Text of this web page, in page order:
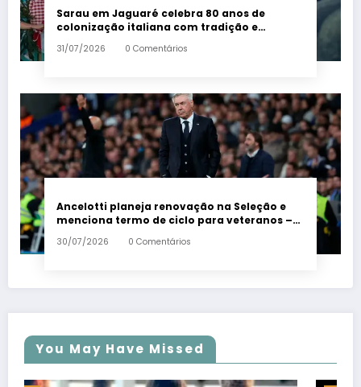
Sarau em Jaguaré celebra 80 anos de
colonização italiana com tradição e
trambolhão da polenta – Em Dia ES
31/07/2026 0 Comentários
Ancelotti planeja renovação na Seleção e
menciona termo de ciclo para veteranos –
Em Dia ES
30/07/2026 0 Comentários
You May Have Missed